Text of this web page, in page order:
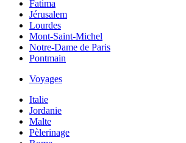
Fatima
Jérusalem
Lourdes
Mont-Saint-Michel
Notre-Dame de Paris
Pontmain
Voyages
Italie
Jordanie
Malte
Pèlerinage